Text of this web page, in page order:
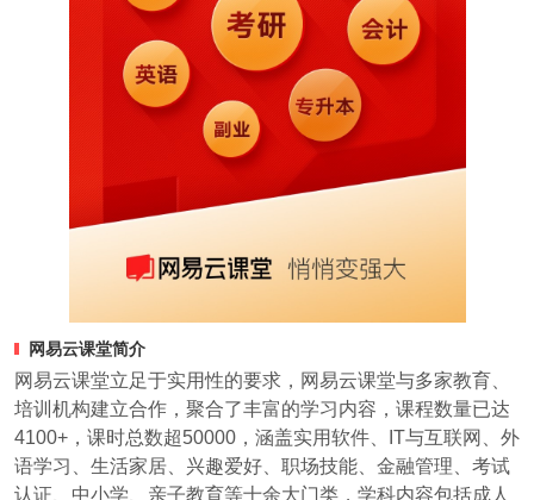
网易云课堂简介
网易云课堂立足于实用性的要求，网易云课堂与多家教育、
培训机构建立合作，聚合了丰富的学习内容，课程数量已达
4100+，课时总数超50000，涵盖实用软件、IT与互联网、外
语学习、生活家居、兴趣爱好、职场技能、金融管理、考试
认证、中小学、亲子教育等十余大门类，学科内容包括成人